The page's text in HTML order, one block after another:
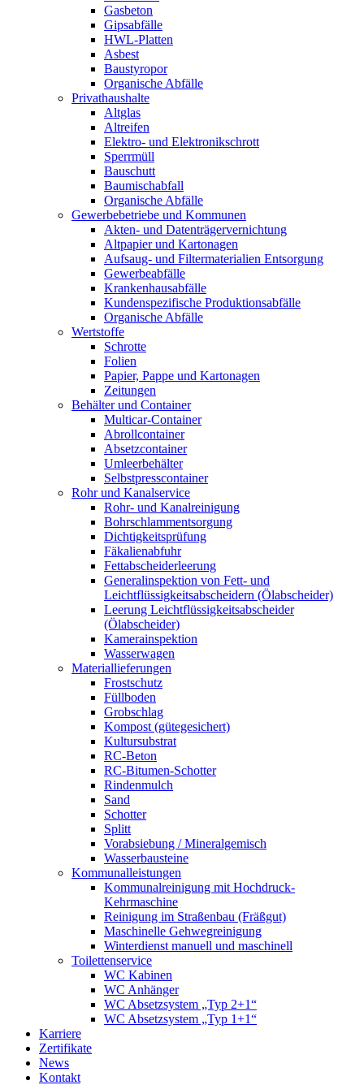
Gasbeton
Gipsabfälle
HWL-Platten
Asbest
Baustyropor
Organische Abfälle
Privathaushalte
Altglas
Altreifen
Elektro- und Elektronikschrott
Sperrmüll
Bauschutt
Baumischabfall
Organische Abfälle
Gewerbebetriebe und Kommunen
Akten- und Datenträgervernichtung
Altpapier und Kartonagen
Aufsaug- und Filtermaterialien Entsorgung
Gewerbeabfälle
Krankenhausabfälle
Kundenspezifische Produktionsabfälle
Organische Abfälle
Wertstoffe
Schrotte
Folien
Papier, Pappe und Kartonagen
Zeitungen
Behälter und Container
Multicar-Container
Abrollcontainer
Absetzcontainer
Umleerbehälter
Selbstpresscontainer
Rohr und Kanalservice
Rohr- und Kanalreinigung
Bohrschlammentsorgung
Dichtigkeitsprüfung
Fäkalienabfuhr
Fettabscheiderleerung
Generalinspektion von Fett- und
Leichtflüssigkeitsabscheidern (Ölabscheider)
Leerung Leichtflüssigkeitsabscheider
(Ölabscheider)
Kamerainspektion
Wasserwagen
Materiallieferungen
Frostschutz
Füllboden
Grobschlag
Kompost (gütegesichert)
Kultursubstrat
RC-Beton
RC-Bitumen-Schotter
Rindenmulch
Sand
Schotter
Splitt
Vorabsiebung / Mineralgemisch
Wasserbausteine
Kommunalleistungen
Kommunalreinigung mit Hochdruck-
Kehrmaschine
Reinigung im Straßenbau (Fräßgut)
Maschinelle Gehwegreinigung
Winterdienst manuell und maschinell
Toilettenservice
WC Kabinen
WC Anhänger
WC Absetzsystem „Typ 2+1“
WC Absetzsystem „Typ 1+1“
Karriere
Zertifikate
News
Kontakt